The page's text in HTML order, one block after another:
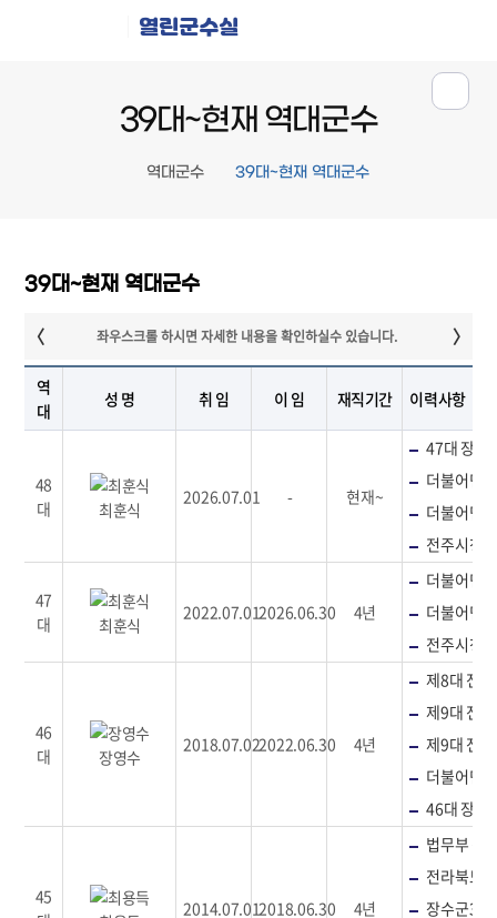
열린군수실
39대~현재 역대군수
역대군수 39대~현재 역대군수
39대~현재 역대군수
역
대
성 명 취 임 이 임 재직기간 이력사항
48
대
최훈식
2026.07.01 - 현재~
47대 장수
더불어민
더불어민
전주시청
47
대
최훈식
2022.07.012026.06.30 4년
더불어민
더불어민
전주시청
46
대
장영수
2018.07.022022.06.30 4년
제8대 전
제9대 전
제9대 전
더불어민
46대 장수
45
2014.07.012018.06.30 4년
법무부 갱
전라북도
장수군3대